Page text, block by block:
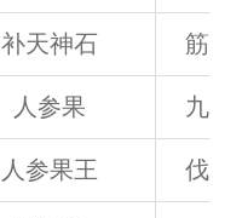
补天神石 筋骨
人参果 九转
人参果王 伐骨